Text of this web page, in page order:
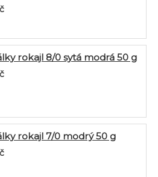
rokajl 8/0 sytá modrá 50 g
rokajl 7/0 modrý 50 g